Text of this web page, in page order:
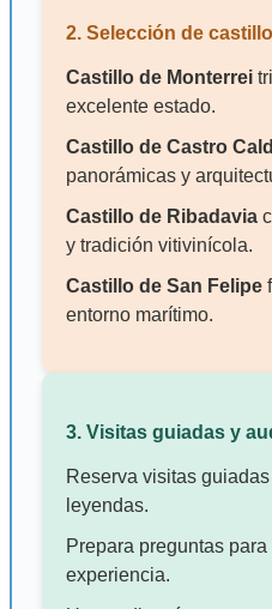
2. Selección de
Castillo de Monterrei
excelente estado.
Castillo de Castro
panorámicas y
Castillo de Ribadavia
y tradición vitivinícola.
Castillo de San Felipe
entorno marítimo.
3. Visitas guiadas y
Reserva visitas
leyendas.
Prepara preguntas
experiencia.